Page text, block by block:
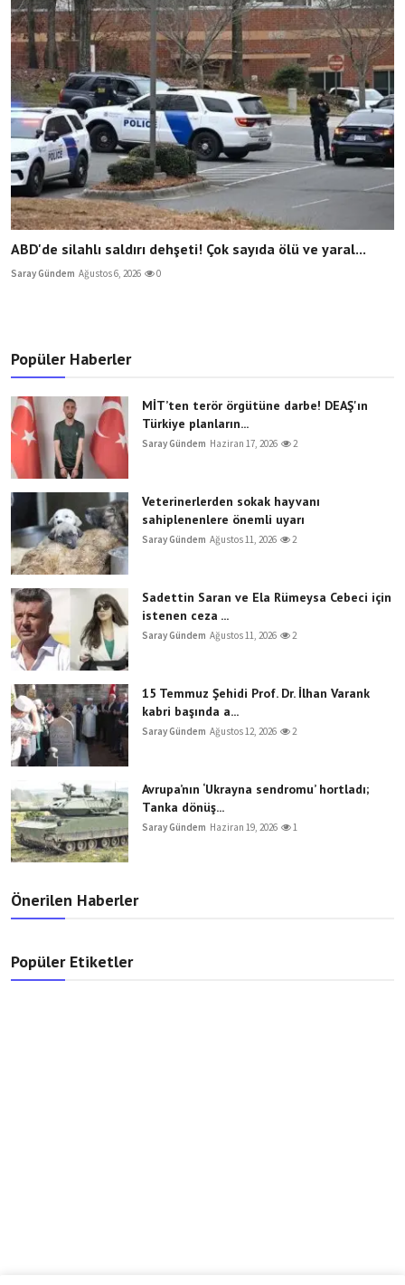
ABD'de silahlı saldırı dehşeti! Çok sayıda ölü ve yaral...
Saray Gündem Ağustos 6, 2026 0
Popüler Haberler
MİT’ten terör örgütüne darbe! DEAŞ'ın
Türkiye planların...
Saray Gündem Haziran 17, 2026 2
Veterinerlerden sokak hayvanı
sahiplenenlere önemli uyarı
Saray Gündem Ağustos 11, 2026 2
Sadettin Saran ve Ela Rümeysa Cebeci için
istenen ceza ...
Saray Gündem Ağustos 11, 2026 2
15 Temmuz Şehidi Prof. Dr. İlhan Varank
kabri başında a...
Saray Gündem Ağustos 12, 2026 2
Avrupa’nın ‘Ukrayna sendromu’ hortladı;
Tanka dönüş...
Saray Gündem Haziran 19, 2026 1
Önerilen Haberler
Popüler Etiketler